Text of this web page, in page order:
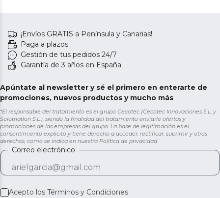
¡Envíos GRATIS a Península y Canarias!
Paga a plazos
Gestión de tus pedidos 24/7
Garantía de 3 años en España
Apúntate al newsletter y sé el primero en enterarte de
promociones, nuevos productos y mucho más
*El responsable del tratamiento es el grupo Cecotec (Cecotec Innovaciones S.L. y
Solotriatlon S.L.), siendo la finalidad del tratamiento enviarle ofertas y
promociones de las empresas del grupo. La base de legitimación es el
consentimiento explícito y tiene derecho a acceder, rectificar, suprimir y otros
derechos, como se indica en nuestra Política de privacidad
Correo electrónico
Acepto los Términos y Condiciones